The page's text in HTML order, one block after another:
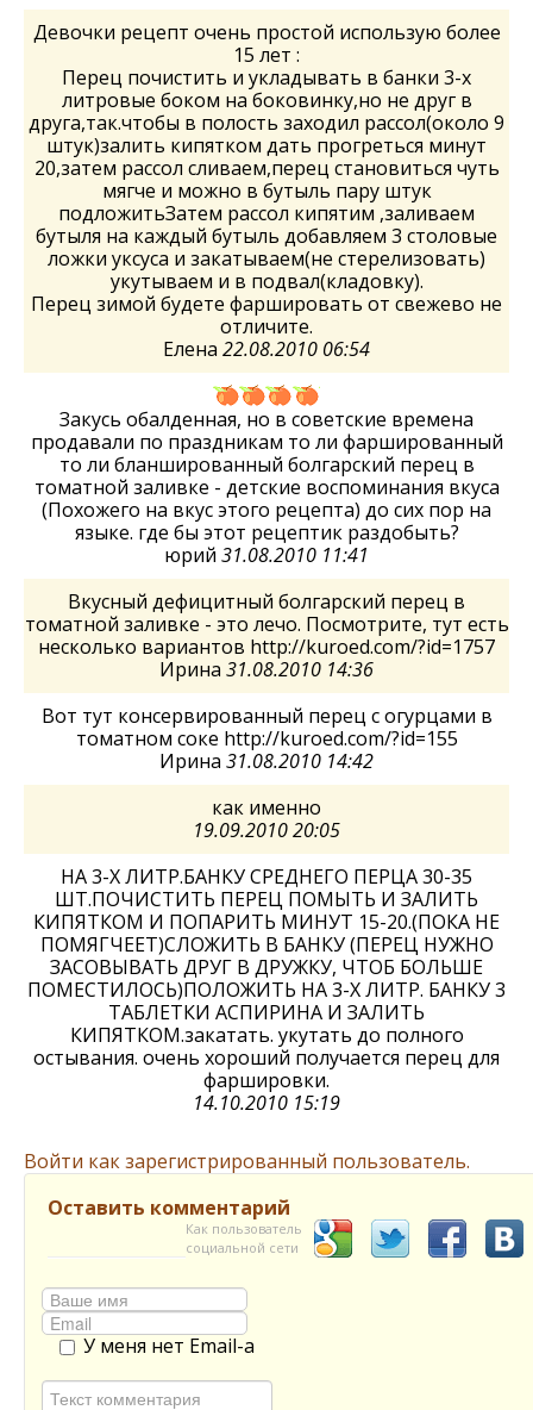
Девочки рецепт очень простой использую более
15 лет :
Перец почистить и укладывать в банки 3-х
литровые боком на боковинку,но не друг в
друга,так.чтобы в полость заходил рассол(около 9
штук)залить кипятком дать прогреться минут
20,затем рассол сливаем,перец становиться чуть
мягче и можно в бутыль пару штук
подложитьЗатем рассол кипятим ,заливаем
бутыля на каждый бутыль добавляем 3 столовые
ложки уксуса и закатываем(не стерелизовать)
укутываем и в подвал(кладовку).
Перец зимой будете фаршировать от свежево не
отличите.
Елена 22.08.2010 06:54
Закусь обалденная, но в советские времена
продавали по праздникам то ли фаршированный
то ли бланшированный болгарский перец в
томатной заливке - детские воспоминания вкуса
(Похожего на вкус этого рецепта) до сих пор на
языке. где бы этот рецептик раздобыть?
юрий 31.08.2010 11:41
Вкусный дефицитный болгарский перец в
томатной заливке - это лечо. Посмотрите, тут есть
несколько вариантов http://kuroed.com/?id=1757
Ирина 31.08.2010 14:36
Вот тут консервированный перец c огурцами в
томатном соке http://kuroed.com/?id=155
Ирина 31.08.2010 14:42
как именно
19.09.2010 20:05
НА 3-Х ЛИТР.БАНКУ СРЕДНЕГО ПЕРЦА 30-35
ШТ.ПОЧИСТИТЬ ПЕРЕЦ ПОМЫТЬ И ЗАЛИТЬ
КИПЯТКОМ И ПОПАРИТЬ МИНУТ 15-20.(ПОКА НЕ
ПОМЯГЧЕЕТ)СЛОЖИТЬ В БАНКУ (ПЕРЕЦ НУЖНО
ЗАСОВЫВАТЬ ДРУГ В ДРУЖКУ, ЧТОБ БОЛЬШЕ
ПОМЕСТИЛОСЬ)ПОЛОЖИТЬ НА 3-Х ЛИТР. БАНКУ 3
ТАБЛЕТКИ АСПИРИНА И ЗАЛИТЬ
КИПЯТКОМ.закатать. укутать до полного
остывания. очень хороший получается перец для
фаршировки.
14.10.2010 15:19
Войти как зарегистрированный пользователь.
Оставить комментарий
Как пользователь
социальной сети
У меня нет Email-а